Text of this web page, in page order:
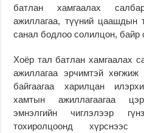
батлан хамгаалах
ажиллагаа, түүний цаашдын
санал бодлоо солилцон, байр
Хоёр тал батлан хамгаалах
ажиллагаа эрчимтэй хөгжиж
байгаагаа харилцан
хамтын ажиллагаагаа
эмнэлгийн чиглэлээр
тохиролцоонд